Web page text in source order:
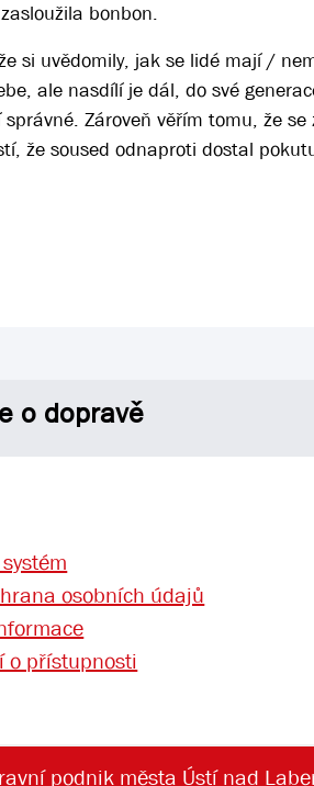
bonbon.
si uvědomily, jak se lidé mají /
ale nasdílí je dál, do své
Zároveň věřím tomu, že se
že soused odnaproti dostal
o dopravě
osobních údajů
o přístupnosti
podnik města Ústí nad